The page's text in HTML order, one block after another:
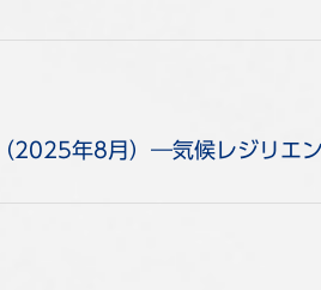
（2025年8月）―気候レジリエ